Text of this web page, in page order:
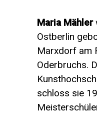
Maria Mähler
Ostberlin
Marxdorf am
Oderbruchs.
schloss sie